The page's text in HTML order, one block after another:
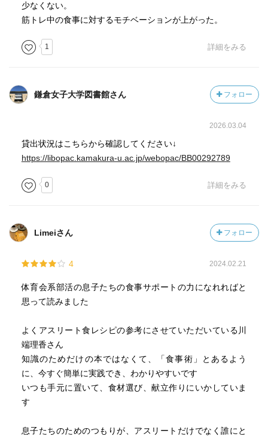
なる可能性はあるが、その逆は難しい
ちる
少なくない。
筋トレ中の食事に対するモチベーションが上がった。
1 詳細をみる
鎌倉女子大学図書館さん フォロー
2026.03.04
貸出状況はこちらから確認してください↓
https://libopac.kamakura-u.ac.jp/webopac/BB00292789
0 詳細をみる
Limeiさん フォロー
4 2024.02.21
体育会系部活の息子たちの食事サポートの力になれればと
思って読みました
よくアスリート食レシピの参考にさせていただいている川
端理香さん
知識のためだけの本ではなくて、「食事術」とあるよう
に、今すぐ簡単に実践でき、わかりやすいです
いつも手元に置いて、食材選び、献立作りにいかしていま
す
息子たちのためのつもりが、アスリートだけでなく誰にと